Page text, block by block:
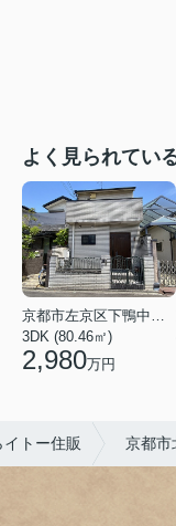
よく見られてい
京都市左京区下鴨中川原町
3DK (80.46㎡)
2,980万円
トー住販 京都市